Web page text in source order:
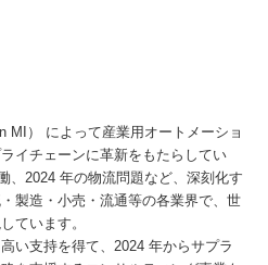
MI） によって産業用オートメーショ
イチェーンに革新をもたらしてい
、2024 年の物流問題など、深刻化す
製造・小売・流通等の各業界で、世
ています。
い支持を得て、2024 年からサプラ